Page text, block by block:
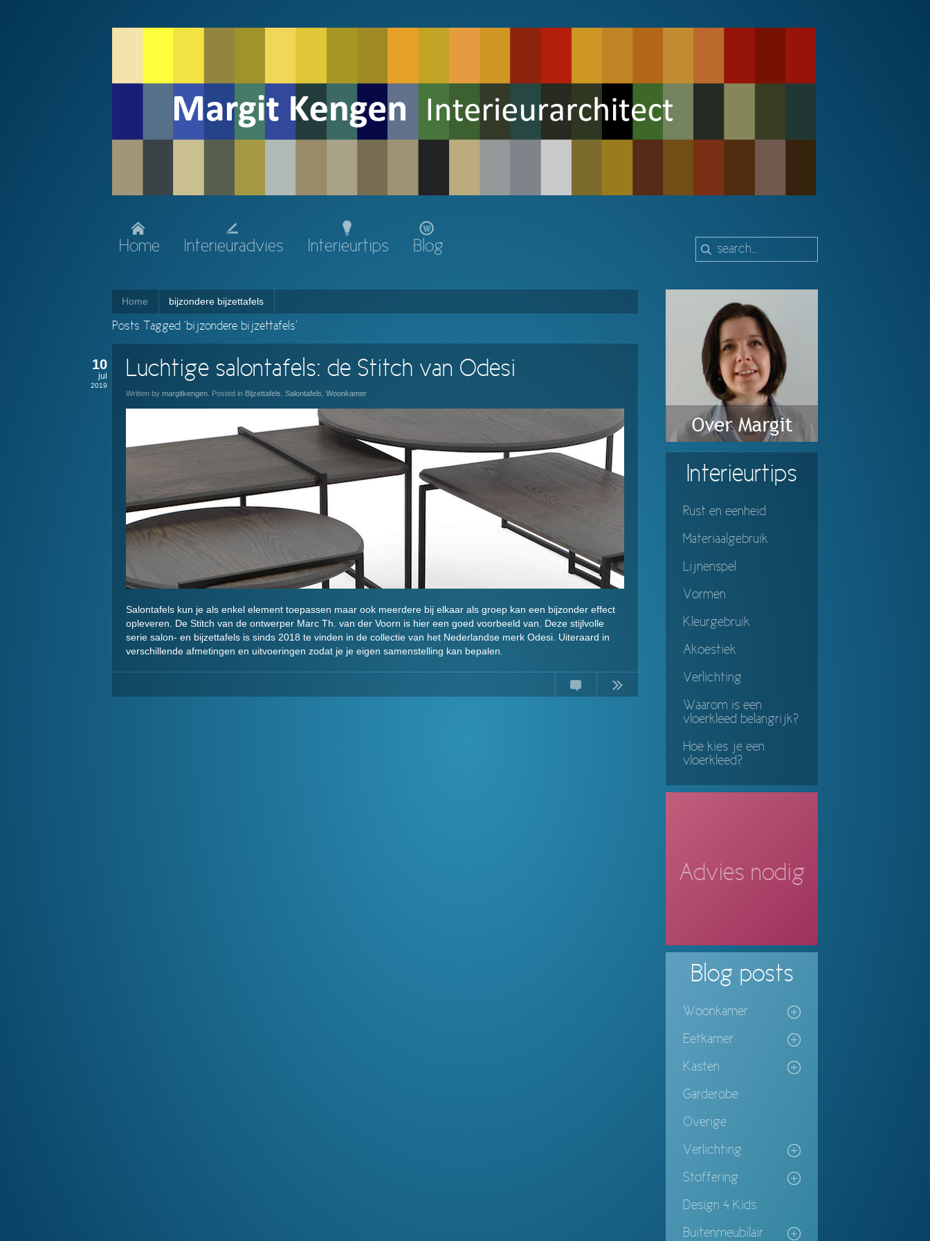
Home Interieuradvies Interieurtips Blog
Home bijzondere bijzettafels
Posts Tagged ‘bijzondere bijzettafels’
10
jul
2019
Luchtige salontafels: de Stitch van Odesi
Written by margitkengen . Posted in Bijzettafels Salontafels Woonkamer
Salontafels kun je als enkel element toepassen maar ook meerdere bij elkaar als groep kan een bijzonder effect
opleveren. De Stitch van de ontwerper Marc Th. van der Voorn is hier een goed voorbeeld van. Deze stijlvolle
serie salon- en bijzettafels is sinds 2018 te vinden in de collectie van het Nederlandse merk Odesi. Uiteraard in
verschillende afmetingen en uitvoeringen zodat je je eigen samenstelling kan bepalen.
Continue
Interieurtips
Rust en eenheid
Materiaalgebruik
Lijnenspel
Vormen
Kleurgebruik
Akoestiek
Verlichting
Waarom is een
vloerkleed belangrijk?
Hoe kies je een
vloerkleed?
Advies nodig
Blog posts
Woonkamer
Eetkamer
Kasten
Garderobe
Overige
Verlichting
Stoffering
Design 4 Kids
Buitenmeubilair